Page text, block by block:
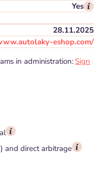
Yes
28.11.2025
eshop.com/
in administration: Sign
and direct arbitrage